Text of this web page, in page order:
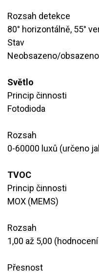
Rozsah detekce
80° horizontálně, 55°
Stav
Neobsazeno/obsazeno
Světlo
Princip činnosti
Fotodioda
Rozsah
​0-60000 luxů (určeno
TVOC
Princip činnosti
​MOX (MEMS)
Rozsah
​1,00 až 5,00 (hodnocení
Přesnost